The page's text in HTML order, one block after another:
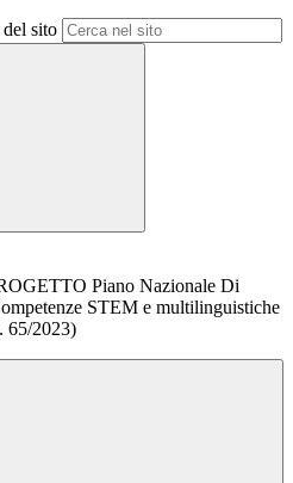
sito
Piano Nazionale Di
STEM e multilinguistiche
65/2023)